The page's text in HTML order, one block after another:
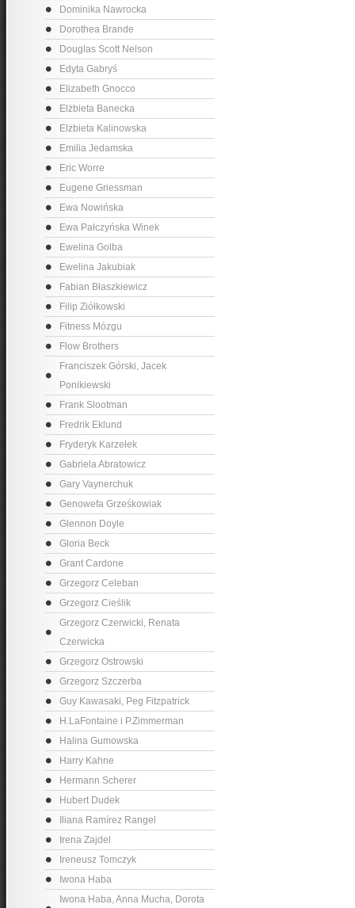
Dominika Nawrocka
Dorothea Brande
Douglas Scott Nelson
Edyta Gabryś
Elizabeth Gnocco
Elżbieta Banecka
Elżbieta Kalinowska
Emilia Jedamska
Eric Worre
Eugene Griessman
Ewa Nowińska
Ewa Pałczyńska Winek
Ewelina Golba
Ewelina Jakubiak
Fabian Błaszkiewicz
Filip Ziółkowski
Fitness Mózgu
Flow Brothers
Franciszek Górski, Jacek
Ponikiewski
Frank Slootman
Fredrik Eklund
Fryderyk Karzełek
Gabriela Abratowicz
Gary Vaynerchuk
Genowefa Grześkowiak
Glennon Doyle
Gloria Beck
Grant Cardone
Grzegorz Celeban
Grzegorz Cieślik
Grzegorz Czerwicki, Renata
Czerwicka
Grzegorz Ostrowski
Grzegorz Szczerba
Guy Kawasaki, Peg Fitzpatrick
H.LaFontaine i P.Zimmerman
Halina Gumowska
Harry Kahne
Hermann Scherer
Hubert Dudek
Iliana Ramírez Rangel
Irena Zajdel
Ireneusz Tomczyk
Iwona Haba
Iwona Haba, Anna Mucha, Dorota